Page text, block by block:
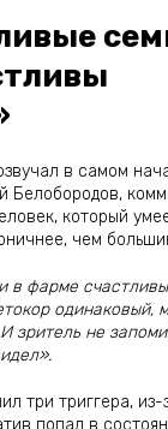
в самом
Белобородов,
который
чем
в фарме
одинаковый,
зритель не
три триггера, из-
попал в